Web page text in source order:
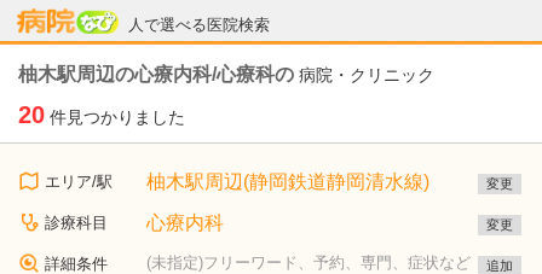
人で選べる医院検索
病院なび
柚木駅周辺の心療内科/心療科の 病院・クリニック
20 件見つかりました
エリア/駅 柚木駅周辺(静岡鉄道静岡清水線) 変更
診療科目 心療内科 変更
詳細条件
(未指定)フリーワード、予約、専門、症状など
追加